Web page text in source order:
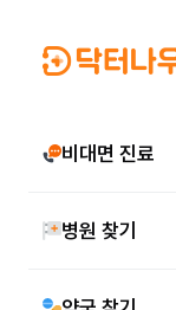
비대면 진료
병원 찾기